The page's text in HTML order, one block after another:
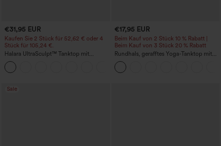
€31,95 EUR
Kaufen Sie 2 Stück für 52,62 € oder 4
Stück für 105,24 €.
Halara UltraSculpt™ Tanktop mit
Rundhalsausschnitt und
geschwungenem Saum
€17,95 EUR
Beim Kauf von 2 Stück 10 % Rabatt |
Beim Kauf von 3 Stück 20 % Rabatt
Rundhals, gerafftes Yoga-Tanktop mit
Cool-Touch-Effekt – UPF50+
Sale